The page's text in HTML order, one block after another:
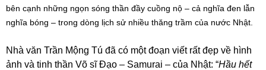
bên cạnh những ngọn sóng thần đầy cuồng nộ – cả nghĩa đen lẫn
nghĩa bóng – trong dòng lịch sử nhiều thăng trầm của nước Nhật.
Nhà văn Trần Mộng Tú đã có một đoạn viết rất đẹp về hình
ảnh và tinh thần Võ sĩ Đạo – Samurai – của Nhật: “Hầu hết